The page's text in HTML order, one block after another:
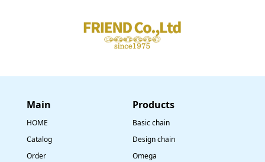
Main
HOME
Catalog
Order
​Products
Basic chain
Design chain
Omega